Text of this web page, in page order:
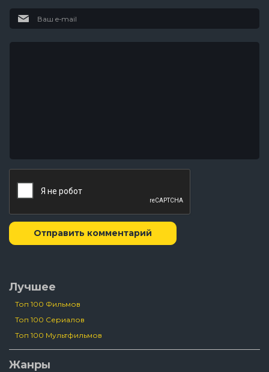
Отправить комментарий
Лучшее
Топ 100 Фильмов
Топ 100 Сериалов
Топ 100 Мультфильмов
Жанры